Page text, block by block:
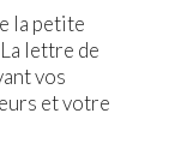
la petite
lettre de
vos
et votre